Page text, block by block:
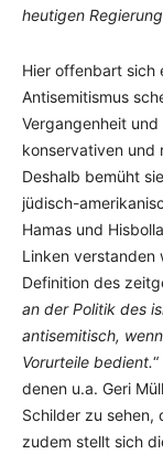
heutigen
Hier offenbart sich
Antisemitismus
Vergangenheit
konservativen und
Deshalb bemüht
jüdisch-
Hamas und
Linken verstanden
Definition des
an der Politik des
antisemitisch,
Vorurteile bedient.
denen u.a. Geri
Schilder zu sehen,
zudem stellt sich